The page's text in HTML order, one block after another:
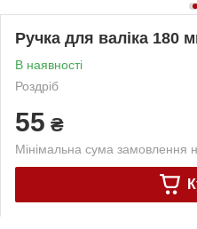
Ручка для валіка 180
В наявності
Роздріб
55 ₴
Мінімальна сума замовлення